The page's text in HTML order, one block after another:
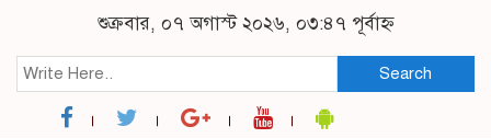
শুক্রবার, ০৭ অগাস্ট ২০২৬, ০৩:৪৭ পূর্বাহ্ন
Search